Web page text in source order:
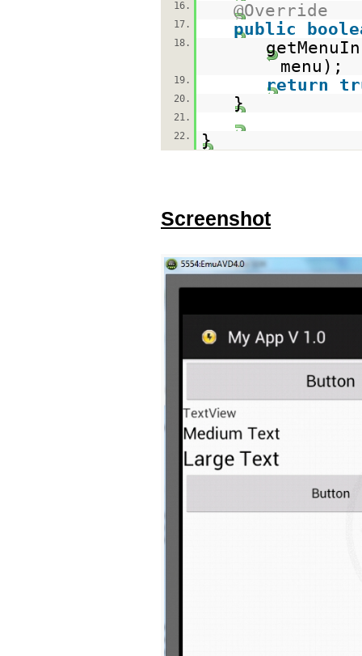
16. @Override
17. public
18.
menu);
19. return
20. }
21.
22.
}
Screenshot